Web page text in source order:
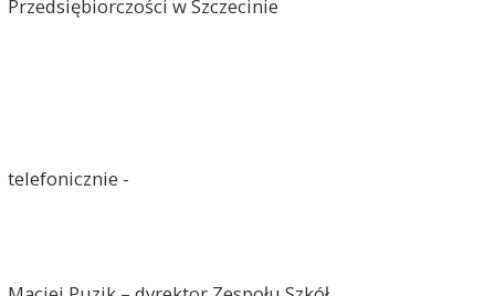
Przedsiębiorczości w Szczecinie
telefonicznie -